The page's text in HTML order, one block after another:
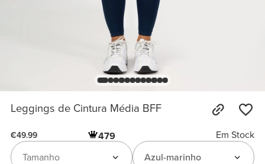
Leggings de Cintura Média BFF
€49.99 479
Em Stock
Azul-marinho
Tamanho